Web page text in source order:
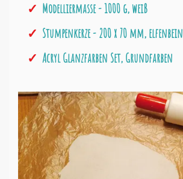
Modelliermasse - 1000 g, weiß
Stumpenkerze - 200 x 70 mm, elfenbein
Acryl Glanzfarben Set, Grundfarben